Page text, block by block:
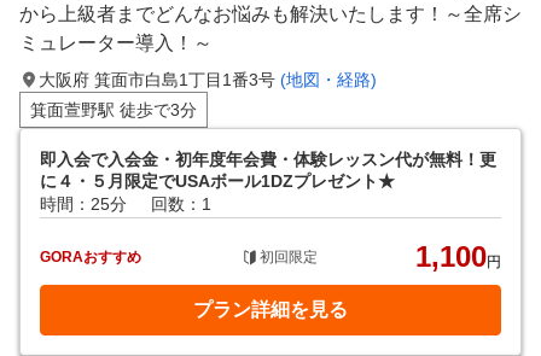
から上級者までどんなお悩みも解決いたします！～全席シ
ミュレーター導入！～
大阪府 箕面市白島1丁目1番3号 (地図・経路)
箕面萱野駅 徒歩で3分
即入会で入会金・初年度年会費・体験レッスン代が無料！更
に４・５月限定でUSAボール1DZプレゼント★
時間：25分
回数：1
GORAおすすめ 初回限定 1,100円
プラン詳細を見る